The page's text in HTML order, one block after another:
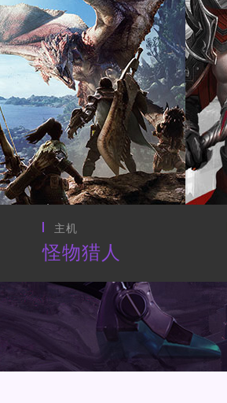
页游
武动苍穹